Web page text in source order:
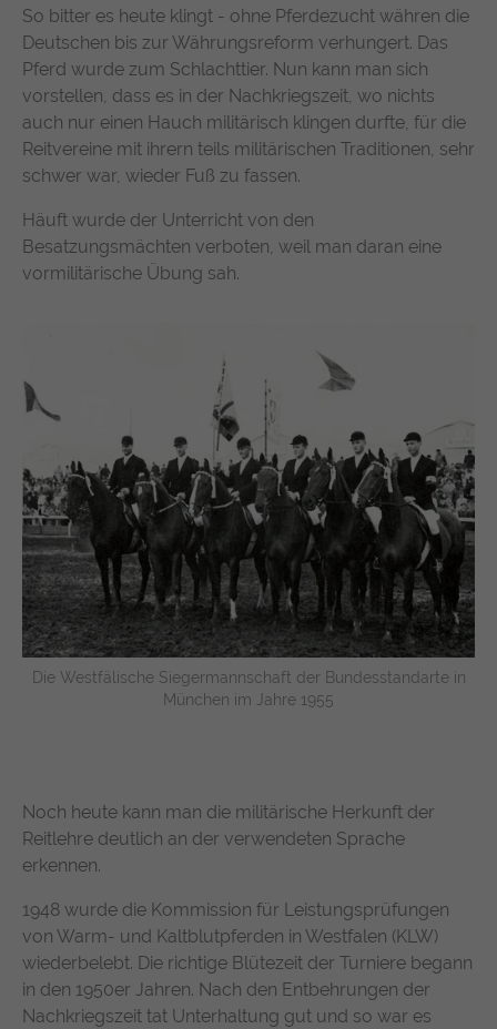
So bitter es heute klingt - ohne Pferdezucht währen die
Deutschen bis zur Währungsreform verhungert. Das
Pferd wurde zum Schlachttier. Nun kann man sich
vorstellen, dass es in der Nachkriegszeit, wo nichts
auch nur einen Hauch militärisch klingen durfte, für die
Reitvereine mit ihrern teils militärischen Traditionen, sehr
schwer war, wieder Fuß zu fassen.
Häuft wurde der Unterricht von den
Besatzungsmächten verboten, weil man daran eine
vormilitärische Übung sah.
Die Westfälische Siegermannschaft der Bundesstandarte in
München im Jahre 1955
Noch heute kann man die militärische Herkunft der
Reitlehre deutlich an der verwendeten Sprache
erkennen.
1948 wurde die Kommission für Leistungsprüfungen
von Warm- und Kaltblutpferden in Westfalen (KLW)
wiederbelebt. Die richtige Blütezeit der Turniere begann
in den 1950er Jahren. Nach den Entbehrungen der
Nachkriegszeit tat Unterhaltung gut und so war es